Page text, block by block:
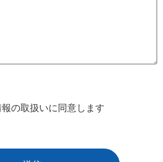
の取扱いに同意します